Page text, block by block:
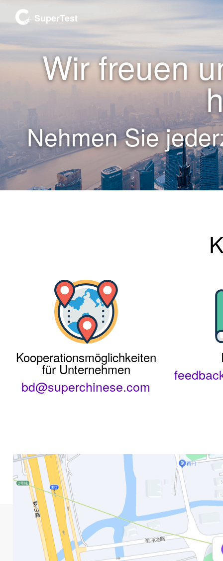
SuperTest
Wir freuen
Nehmen Sie
Kooperationsmöglichkeiten
für Unternehmen
bd@superchinese.com